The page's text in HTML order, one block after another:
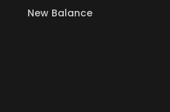
New Balance